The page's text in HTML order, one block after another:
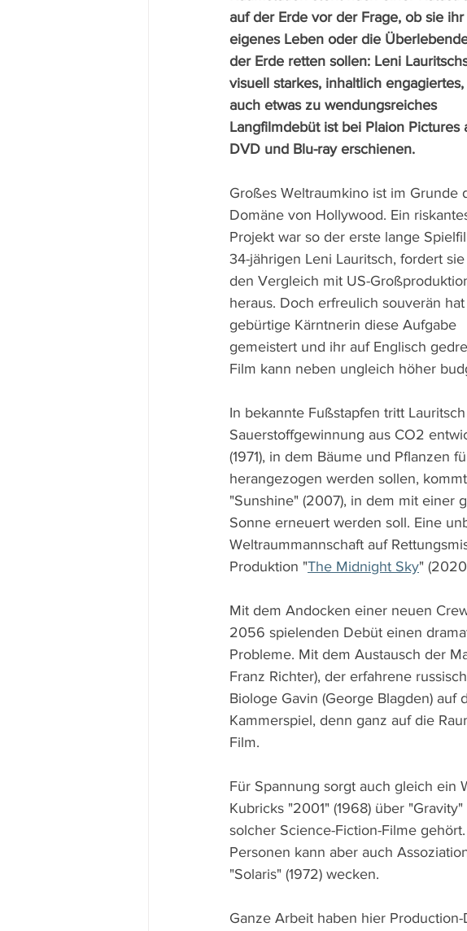
auf der Erde vor der Frage, ob sie ihr
eigenes Leben oder die
der Erde retten sollen: Leni
visuell starkes, inhaltlich
auch etwas zu wendungsreiches
Langfilmdebüt ist bei Plaion Pictures
DVD und Blu-ray erschienen.
Großes Weltraumkino ist im Grunde
Domäne von Hollywood. Ein
Projekt war so der erste lange
34-jährigen Leni Lauritsch, fordert
den Vergleich mit US-
heraus. Doch erfreulich souverän
gebürtige Kärntnerin diese Aufgabe
gemeistert und ihr auf Englisch
Film kann neben ungleich höher
In bekannte Fußstapfen tritt
Sauerstoffgewinnung aus CO2
(1971), in dem Bäume und Pflanzen
herangezogen werden sollen,
"Sunshine" (2007), in dem mit einer
Sonne erneuert werden soll. Eine
Weltraummannschaft auf
Produktion "The Midnight Sky"
Mit dem Andocken einer neuen
2056 spielenden Debüt einen
Probleme. Mit dem Austausch der
Franz Richter), der erfahrene
Biologe Gavin (George Blagden) auf
Kammerspiel, denn ganz auf die
Film.
Für Spannung sorgt auch gleich ein
Kubricks "2001" (1968) über "Gravity"
solcher Science-Fiction-Filme
Personen kann aber auch
"Solaris" (1972) wecken.
Ganze Arbeit haben hier